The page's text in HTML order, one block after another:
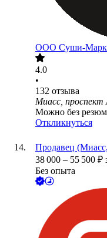
ООО Суши-
4.0
•
132 отзыва
Миасс, проспект
Можно без
Откликнуться
Продавец
38 000 – 55 500 ₽
Без опыта